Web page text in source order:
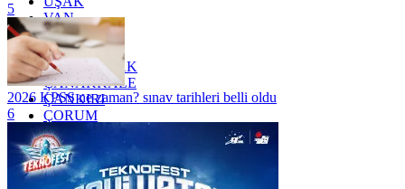
VAN
YALOVA
YOZGAT
ZONGULDAK
ÇANAKKALE
ÇANKIRI
ÇORUM
İSTANBUL
İZMİR
ŞANLIURFA
ŞIRNAK
5
2026 KPSS ne zaman? sınav tarihleri belli oldu
6